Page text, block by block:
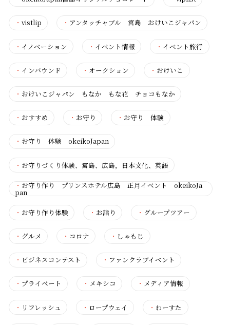
・ vistlip ・ アンタッチャブル 宮島 おけいこジャパン
・ イノベーション ・ イベント情報 ・ イベント旅行
・ インバウンド ・ オークション ・ おけいこ
・ おけいこジャパン もなか もな花 チョコもなか
・ おすすめ ・ お守り ・ お守り 体験
・ お守り 体験 okeikoJapan
・ お守りづくり体験、宮島、広島，日本文化、英語
・ お守り作り プリンスホテル広島 正月イベント okeikoJa
pan
・ お守り作り体験 ・ お詣り ・ グループツアー
・ グルメ ・ コロナ ・ しゃもじ
・ ビジネスコンテスト ・ ファンクラブイベント
・ プライベート ・ メキシコ ・ メディア情報
・ リフレッシュ ・ ロープウェイ ・ わーすた